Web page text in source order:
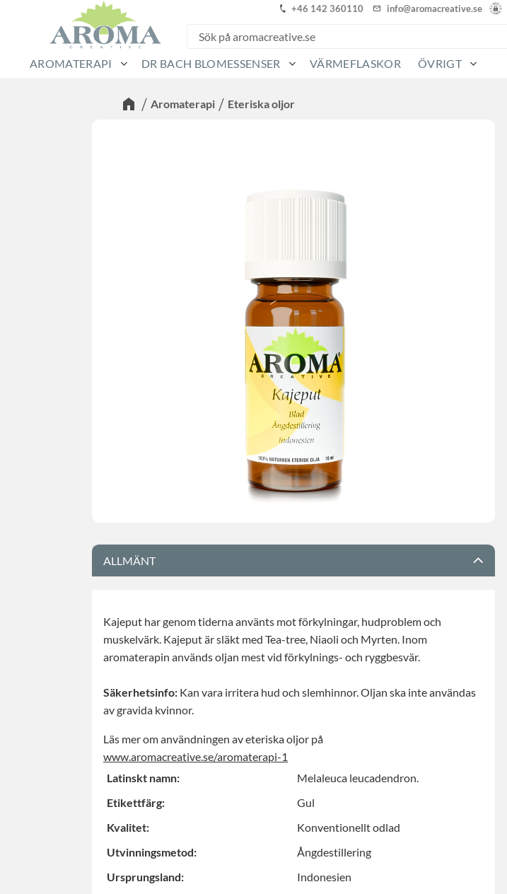
+46 142 360110 info@aromacreative.se
AROMATERAPI DR BACH BLOMESSENSER VÄRMEFLASKOR ÖVRIGT
Aromaterapi Eteriska oljor
ALLMÄNT
Kajeput har genom tiderna använts mot förkylningar, hudproblem och
muskelvärk. Kajeput är släkt med Tea-tree, Niaoli och Myrten. Inom
aromaterapin används oljan mest vid förkylnings- och ryggbesvär.
Säkerhetsinfo: Kan vara irritera hud och slemhinnor. Oljan ska inte användas
av gravida kvinnor.
Läs mer om användningen av eteriska oljor på
www.aromacreative.se/aromaterapi-1
Latinskt namn:
Melaleuca leucadendron.
Etikettfärg:
Gul
Kvalitet:
Konventionellt odlad
Utvinningsmetod:
Ångdestillering
Ursprungsland:
Indonesien